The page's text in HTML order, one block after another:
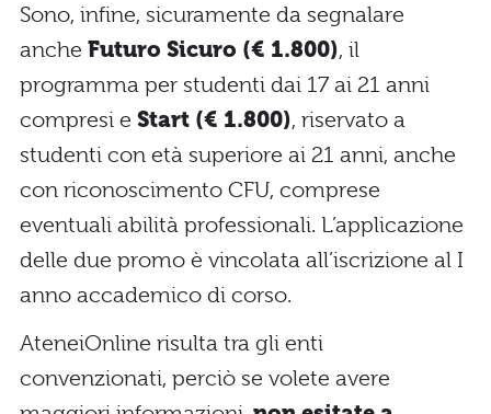
Sono, infine, sicuramente da segnalare
anche Futuro Sicuro (€ 1.800), il
programma per studenti dai 17 ai 21 anni
compresi e Start (€ 1.800), riservato a
studenti con età superiore ai 21 anni, anche
con riconoscimento CFU, comprese
eventuali abilità professionali. L’applicazione
delle due promo è vincolata all’iscrizione al I
anno accademico di corso.
AteneiOnline risulta tra gli enti
convenzionati, perciò se volete avere